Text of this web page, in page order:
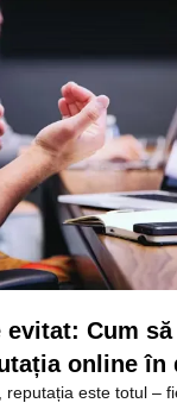
evitat: Cum
online în
reputația este totul –